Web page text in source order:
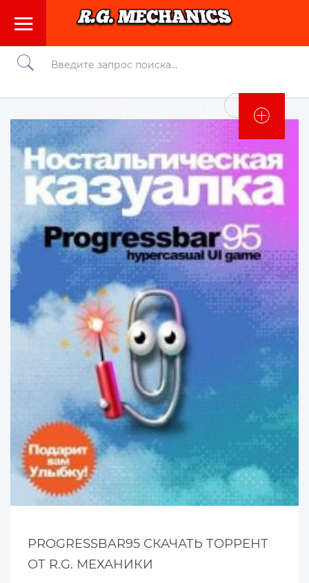
Войти
PROGRESSBAR95 СКАЧАТЬ ТОРРЕНТ
ОТ R.G. МЕХАНИКИ